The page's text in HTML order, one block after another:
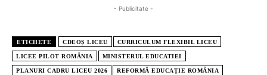
- Publicitate -
ETICHETE CDEOȘ LICEU CURRICULUM FLEXIBIL LICEU
LICEE PILOT ROMÂNIA MINISTERUL EDUCATIEI
PLANURI CADRU LICEU 2026 REFORMĂ EDUCAȚIE ROMÂNIA